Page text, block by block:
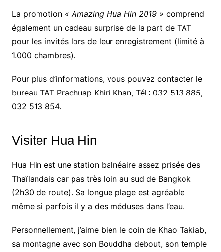
La promotion « Amazing Hua Hin 2019 » comprend
également un cadeau surprise de la part de TAT
pour les invités lors de leur enregistrement (limité à
1.000 chambres).
Pour plus d’informations, vous pouvez contacter le
bureau TAT Prachuap Khiri Khan, Tél.: 032 513 885,
032 513 854.
Visiter Hua Hin
Hua Hin est une station balnéaire assez prisée des
Thaïlandais car pas très loin au sud de Bangkok
(2h30 de route). Sa longue plage est agréable
même si parfois il y a des méduses dans l’eau.
Personnellement, j’aime bien le coin de Khao Takiab,
sa montagne avec son Bouddha debout, son temple